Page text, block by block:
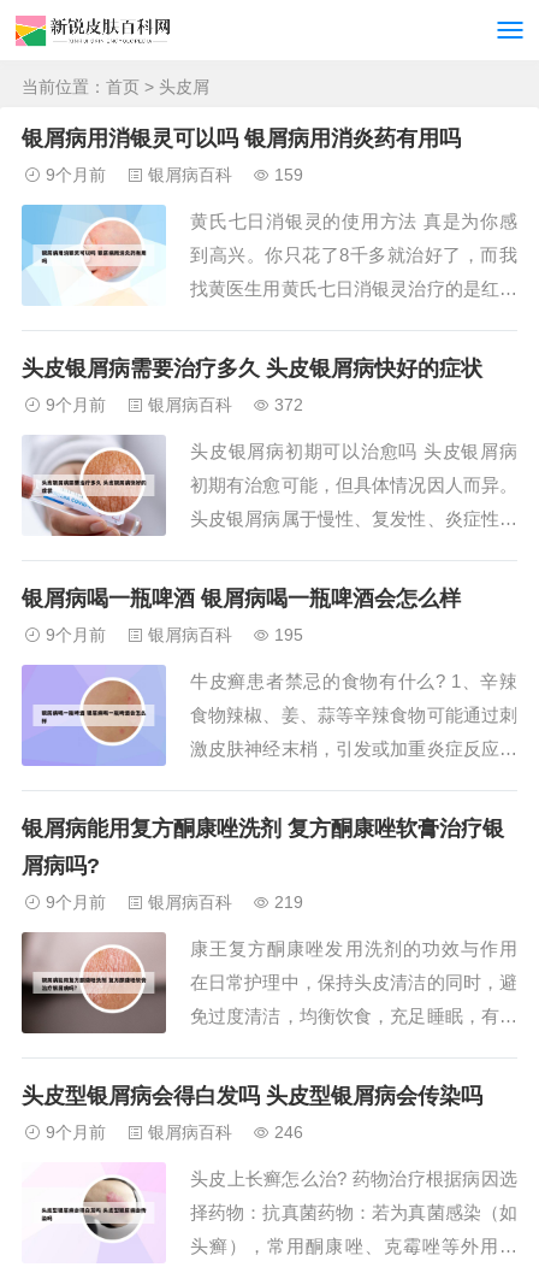
当前位置： 首页 > 头皮屑
银屑病用消银灵可以吗 银屑病用消炎药有用吗
9个月前 银屑病百科 159
黄氏七日消银灵的使用方法 真是为你感
到高兴。你只花了8千多就治好了，而我
找黄医生用黄氏七日消银灵治疗的是红皮
医院尝试激光治疗，花费了十多万元，但
地，乡政府官员每年接待着一批又一批的
海内外黄氏宗亲...
头皮银屑病需要治疗多久 头皮银屑病快好的症状
9个月前 银屑病百科 372
头皮银屑病初期可以治愈吗 头皮银屑病
初期有治愈可能，但具体情况因人而异。
头皮银屑病属于慢性、复发性、炎症性皮
损范围小，仅表现为少量红斑和鳞屑，通
但治疗效果存在个体差异。头皮型银屑病
是银屑病的常...
银屑病喝一瓶啤酒 银屑病喝一瓶啤酒会怎么样
9个月前 银屑病百科 195
牛皮癣患者禁忌的食物有什么? 1、辛辣
食物辣椒、姜、蒜等辛辣食物可能通过刺
激皮肤神经末梢，引发或加重炎症反应。
导致皮损部位红肿、瘙痒加剧，甚至诱发
者的饮食禁忌及注意事项如下：需严格避
免的食物辛...
银屑病能用复方酮康唑洗剂 复方酮康唑软膏治疗银
屑病吗?
9个月前 银屑病百科 219
康王复方酮康唑发用洗剂的功效与作用
在日常护理中，保持头皮清洁的同时，避
免过度清洁，均衡饮食，充足睡眠，有助
建议咨询专业的皮肤科医生。使用康王复
导致局部皮肤干燥。建议减少洗剂的使用
频率，选用温...
头皮型银屑病会得白发吗 头皮型银屑病会传染吗
9个月前 银屑病百科 246
头皮上长癣怎么治? 药物治疗根据病因选
择药物：抗真菌药物：若为真菌感染（如
头癣），常用酮康唑、克霉唑等外用制